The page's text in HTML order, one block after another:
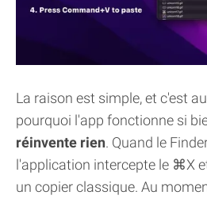
La raison est simple, et c'est
pourquoi l'app fonctionne si
réinvente rien. Quand le
l'application intercepte le ⌘X
un copier classique. Au